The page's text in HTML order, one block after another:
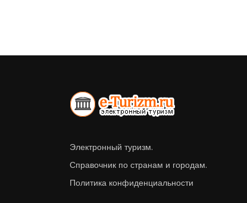
Электронный туризм.
Справочник по странам и городам.
Политика конфиденциальности